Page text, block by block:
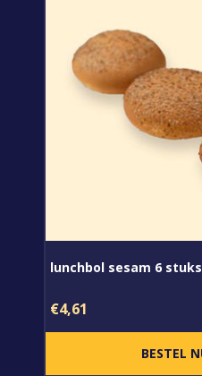
lunchbol sesam 6 stuks
€4,61